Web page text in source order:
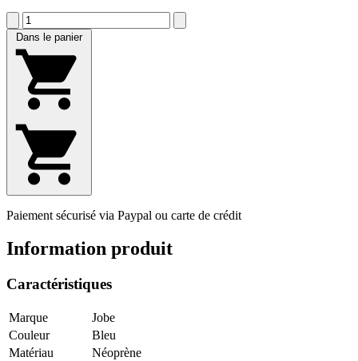
Dans le panier
Paiement sécurisé via Paypal ou carte de crédit
Information produit
Caractéristiques
Marque
Jobe
Couleur
Bleu
Matériau
Néoprène